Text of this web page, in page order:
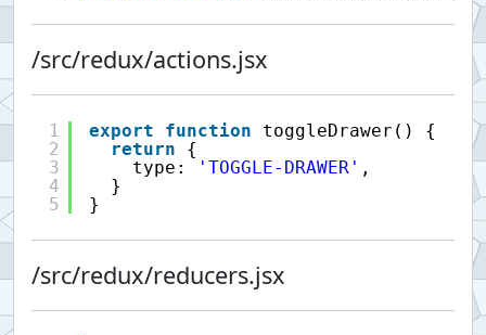
/src/redux/actions.jsx
1
2
3
4
5
export function
toggleDrawer() {
return
{
type:
'TOGGLE-DRAWER' ,
}
}
/src/redux/reducers.jsx